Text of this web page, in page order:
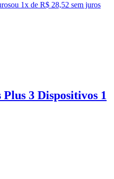
ou 1x de R$ 28,52 sem juros
3 Dispositivos 1